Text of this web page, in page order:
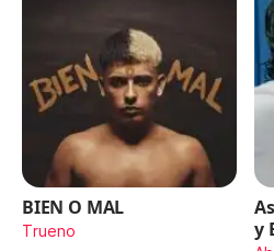
BIEN O MAL
Trueno
y